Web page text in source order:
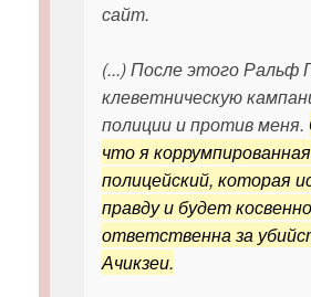
сайт.
(...) После этого Ральф
клеветническую
полиции и против меня.
что я
полицейский, которая
правду и будет косвенно
ответственна за
Ачикзеи.